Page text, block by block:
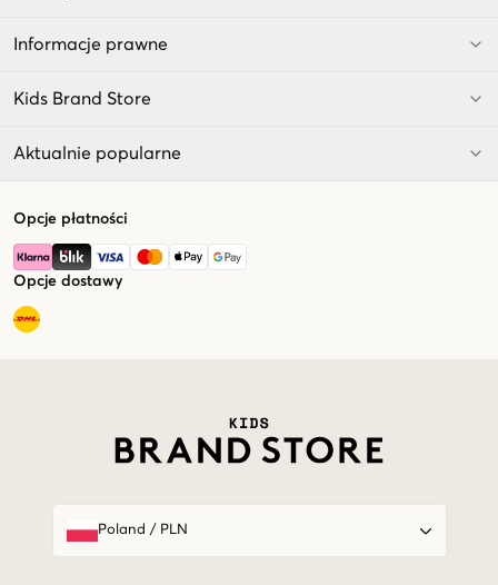
Informacje prawne
Kids Brand Store
Aktualnie popularne
Opcje płatności
Opcje dostawy
Poland / PLN